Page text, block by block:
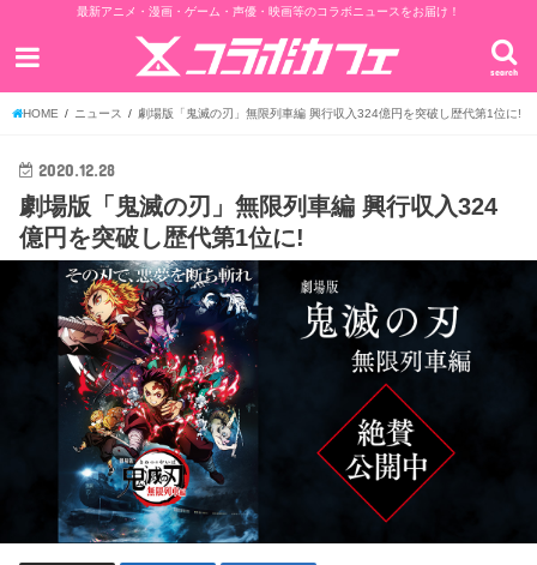
最新アニメ・漫画・ゲーム・声優・映画等のコラボニュースをお届け！
search
HOME ニュース 劇場版「鬼滅の刃」無限列車編 興行収入324億円を突破し歴代第1位に!
2020.12.28
劇場版「鬼滅の刃」無限列車編 興行収入324
億円を突破し歴代第1位に!